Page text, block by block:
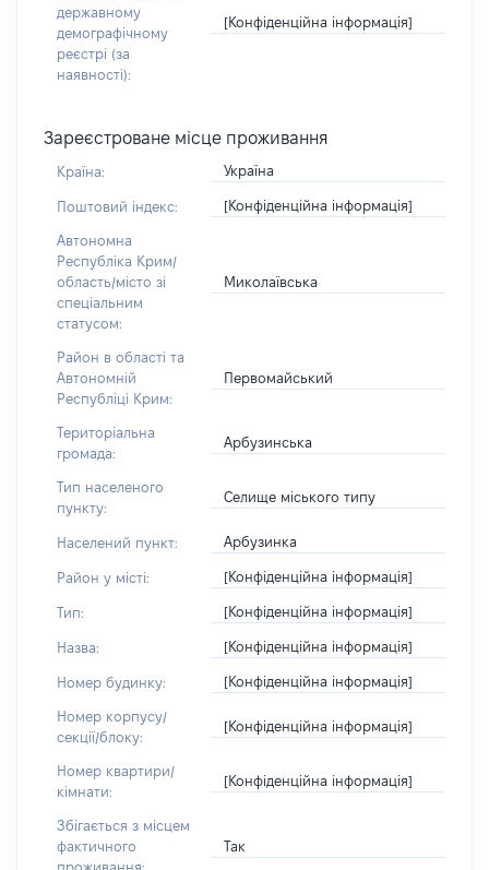
державному
демографічному
реєстрі (за
наявності):
[Конфіденційна інформація]
Зареєстроване місце проживання
Країна: Україна
Поштовий індекс: [Конфіденційна інформація]
Автономна
Республіка Крим/
область/місто зі
спеціальним
статусом:
Миколаївська
Район в області та
Автономній
Республіці Крим:
Первомайський
Територіальна
громада:
Арбузинська
Тип населеного
пункту:
Селище міського типу
Населений пункт: Арбузинка
Район у місті: [Конфіденційна інформація]
Тип: [Конфіденційна інформація]
Назва: [Конфіденційна інформація]
Номер будинку: [Конфіденційна інформація]
Номер корпусу/
секції/блоку:
[Конфіденційна інформація]
Номер квартири/
кімнати:
[Конфіденційна інформація]
Збігається з місцем
фактичного
проживання:
Так